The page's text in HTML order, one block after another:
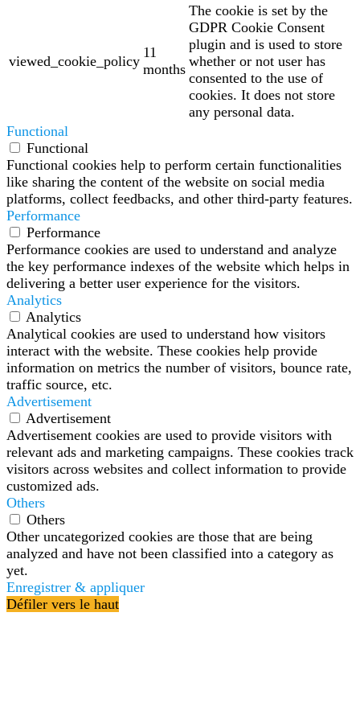
viewed_cookie_policy
11
months
The cookie is set by the
GDPR Cookie Consent
plugin and is used to store
whether or not user has
consented to the use of
cookies. It does not store
any personal data.
Functional
Functional
Functional cookies help to perform certain functionalities
like sharing the content of the website on social media
platforms, collect feedbacks, and other third-party features.
Performance
Performance
Performance cookies are used to understand and analyze
the key performance indexes of the website which helps in
delivering a better user experience for the visitors.
Analytics
Analytics
Analytical cookies are used to understand how visitors
interact with the website. These cookies help provide
information on metrics the number of visitors, bounce rate,
traffic source, etc.
Advertisement
Advertisement
Advertisement cookies are used to provide visitors with
relevant ads and marketing campaigns. These cookies track
visitors across websites and collect information to provide
customized ads.
Others
Others
Other uncategorized cookies are those that are being
analyzed and have not been classified into a category as
yet.
Enregistrer & appliquer
Défiler vers le haut